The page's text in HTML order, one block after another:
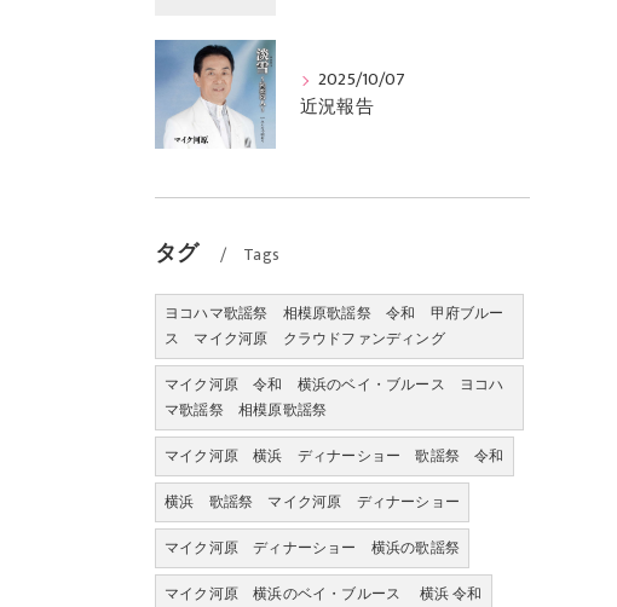
2025/10/07
近況報告
タグ Tags
ヨコハマ歌謡祭 相模原歌謡祭 令和 甲府ブルー
ス マイク河原 クラウドファンディング
マイク河原 令和 横浜のベイ・ブルース ヨコハ
マ歌謡祭 相模原歌謡祭
マイク河原 横浜 ディナーショー 歌謡祭 令和
横浜 歌謡祭 マイク河原 ディナーショー
マイク河原 ディナーショー 横浜の歌謡祭
マイク河原 横浜のベイ・ブルース 横浜 令和